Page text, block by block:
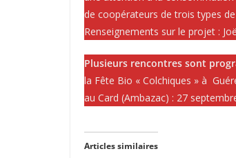
de coopérateurs de trois types
Renseignements sur le projet :
Plusieurs rencontres sont
la Fête Bio « Colchiques » à
au Card (Ambazac) : 27
Articles similaires